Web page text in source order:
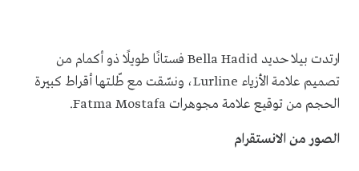
ارتدت بيلا حديد Bella Hadid فستانًا طويلًا ذو أكمام من
تصميم علامة الأزياء Lurline، ونسّقت مع طّلتها أقراط كبيرة
الحجم من توقيع علامة مجوهرات Fatma Mostafa.
الصور من الانستقرام